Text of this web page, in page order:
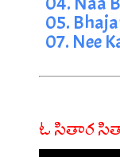
05.
07. Nee
ఓ సితార